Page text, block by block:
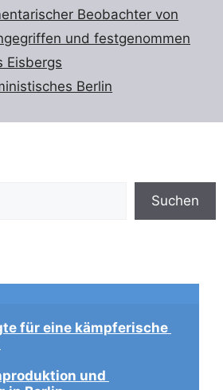
Beobachter von
und festgenommen
Eisbergs
Berlin
Suchen
für eine kämpferische
und